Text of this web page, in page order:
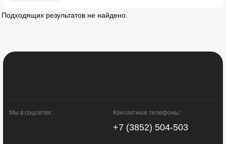
Подходящих результатов не найдено.
Мы в соцсетях: Контактные телефоны:
+7 (3852) 504-503